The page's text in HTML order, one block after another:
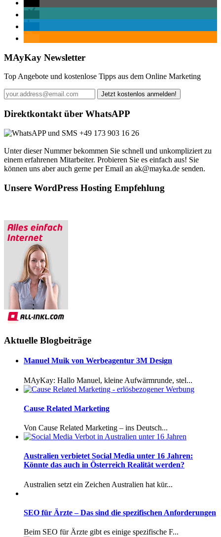
MAyKay Newsletter
Top Angebote und kostenlose Tipps aus dem Online Marketing
Direktkontakt über WhatsAPP
+49 173 903 16 26
Unter dieser Nummer bekommen Sie schnell und unkompliziert zu
einem erfahrenen Mitarbeiter. Probieren Sie es einfach aus! Sie
können uns aber auch gerne per Email an ak@mayka.de senden.
Unsere WordPress Hosting Empfehlung
Aktuelle Blogbeiträge
Manuel Muik von Werbeagentur 3M Design
MAyKay: Hallo Manuel, kleine Aufwärmrunde, stel...
Cause Related Marketing
Von Cause Related Marketing – ins Deutsch...
Australien verbietet Social Media unter 16 Jahren:
Könnte das auch in Österreich Realität werden?
Australien setzt ein Zeichen Australien hat kür...
SEO für Ärzte – Das sind die spezifischen Anforderungen
Beim SEO für Ärzte gibt es einige spezifische F...